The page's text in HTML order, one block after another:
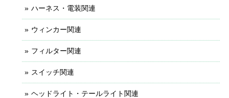
ハーネス・電装関連
ウィンカー関連
フィルター関連
スイッチ関連
ヘッドライト・テールライト関連